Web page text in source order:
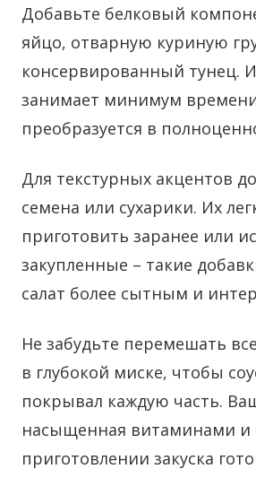
Добавьте белковый
яйцо, отварную куриную
консервированный тунец.
занимает минимум
преобразуется в
Для текстурных акцентов
семена или сухарики. Их
приготовить заранее или
закупленные – такие
салат более сытным и
Не забудьте перемешать
в глубокой миске, чтобы
покрывал каждую часть.
насыщенная витаминами и
приготовлении закуска